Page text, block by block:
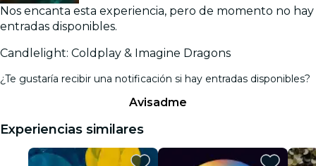
Nos encanta esta experiencia, pero de momento no hay
entradas disponibles.
Candlelight: Coldplay & Imagine Dragons
¿Te gustaría recibir una notificación si hay entradas disponibles?
Avisadme
Experiencias similares